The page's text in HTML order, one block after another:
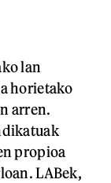
lan
horietako
arren.
propioa
LABek,